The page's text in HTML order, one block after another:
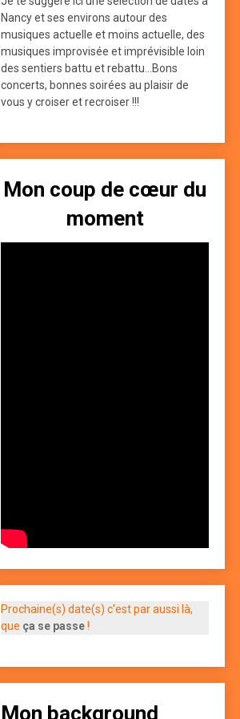
Nancy et ses environs autour des
musiques actuelle et moins actuelle, des
musiques improvisée et imprévisible loin
des sentiers battu et rebattu...Bons
concerts, bonnes soirées au plaisir de
vous y croiser et recroiser !!!
Mon coup de cœur du
moment
Prochaine(s) date(s) c'est par aussi là,
que ça se passe!
Mon background